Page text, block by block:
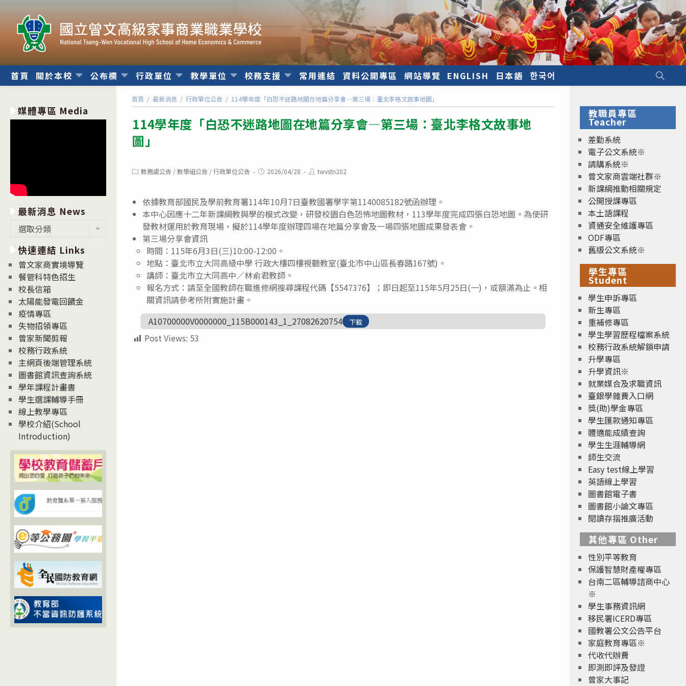
內
首頁 關於本校 公布欄 行政單位 教學單位 校務支援 常用連結 資料公開專區 網站導覽 ENGLISH 日本語 한국어
首頁 / 最新消息 / 行政單位公告 / 114學年度「白恐不迷路地圖在地篇分享會—第三場：臺北李格文故事地圖」
114學年度「白恐不迷路地圖在地篇分享會—第三場：臺北李格文故事地
圖」
Post教務處公告 / 教學組公告 / 行政單位公告
Post2026/04/28
Posttwvstn202
依據教育部國民及學前教育署114年10月7日臺教國署學字第1140085182號函辦理。
本中心因應十二年新課綱教與學的模式改變，研發校園白色恐怖地圖教材，113學年度完成四張白恐地圖。為使研
發教材運用於教育現場，擬於114學年度辦理四場在地篇分享會及一場四張地圖成果發表會。
第三場分享會資訊
時間：115年6月3日(三)10:00-12:00。
地點：臺北市立大同高級中學 行政大樓四樓視聽教室(臺北市中山區長春路167號)。
講師：臺北市立大同高中／林俞君教師。
報名方式：請至全國教師在職進修網搜尋課程代碼【5547376】；即日起至115年5月25日(一)，或額滿為止。相
關資訊請參考所附實施計畫。
A10700000V0000000_115B000143_1_27082620754
下載
Post Views: 53
媒體專區 Media
最新消息 News
消
息
News
選取分類
快速連結 Links
曾文家商實境導覽
餐管科特色招生
校長信箱
太陽能發電回饋金
疫情專區
失物招領專區
曾家新聞剪報
校務行政系統
主網頁後端管理系統
圖書館資訊查詢系統
學年課程計畫書
學生選課輔導手冊
線上教學專區
學校介紹(School
Introduction)
教職員專區
Teacher
差勤系統
電子公文系統※
請購系統※
曾文家商雲端社群※
新課綱推動相關規定
公開授課專區
本土語課程
資通安全維護專區
ODF專區
舊版公文系統※
學生專區
Student
學生申訴專區
新生專區
重補修專區
學生學習歷程檔案系統
校務行政系統解鎖申請
升學專區
升學資訊※
就業媒合及求職資訊
臺銀學雜費入口網
獎(助)學金專區
學生匯款通知專區
體適能成績查詢
學生生涯輔導網
師生交流
Easy test線上學習
英語線上學習
圖書館電子書
圖書館小論文專區
閱讀存摺推廣活動
其他專區 Other
性別平等教育
保護智慧財產權專區
台南二區輔導諮商中心
※
學生事務資訊網
移民署ICERD專區
國教署公文公告平台
家庭教育專區※
代收代辦費
即測即評及發證
曾家大事記